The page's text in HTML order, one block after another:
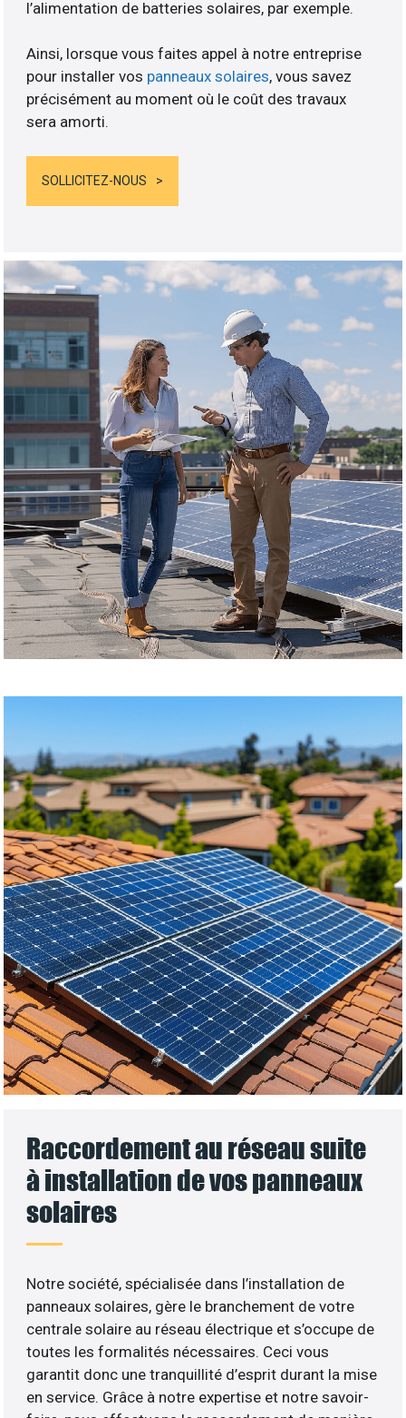
l’alimentation de batteries solaires, par exemple.
Ainsi, lorsque vous faites appel à notre entreprise
pour installer vos panneaux solaires, vous savez
précisément au moment où le coût des travaux
sera amorti.
SOLLICITEZ-NOUS
Raccordement au réseau suite
à installation de vos panneaux
solaires
Notre société, spécialisée dans l’installation de
panneaux solaires, gère le branchement de votre
centrale solaire au réseau électrique et s’occupe de
toutes les formalités nécessaires. Ceci vous
garantit donc une tranquillité d’esprit durant la mise
en service. Grâce à notre expertise et notre savoir-